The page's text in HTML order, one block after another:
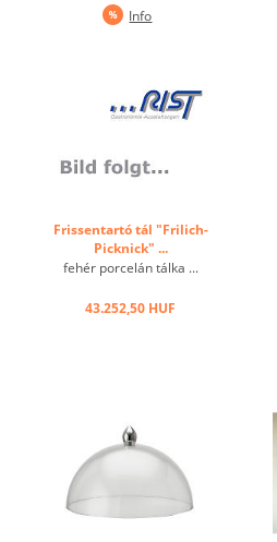
Info
Frissentartó tál "Frilich-
Picknick" ...
fehér porcelán tálka ...
43.252,50 HUF